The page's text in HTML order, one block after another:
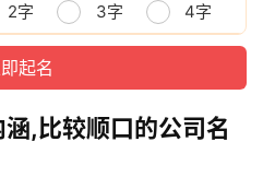
2字 3字 4字
,比较顺口的公司名